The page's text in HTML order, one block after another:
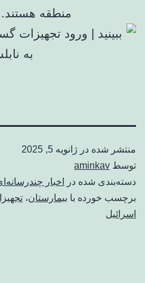
منطقه هستند.
منتشر شده در ژانویه 5, 2025
توسط aminkav
دسته‌بندی شده در
اخبار
برچسب خورده با بیمارستان،
اسرائیل